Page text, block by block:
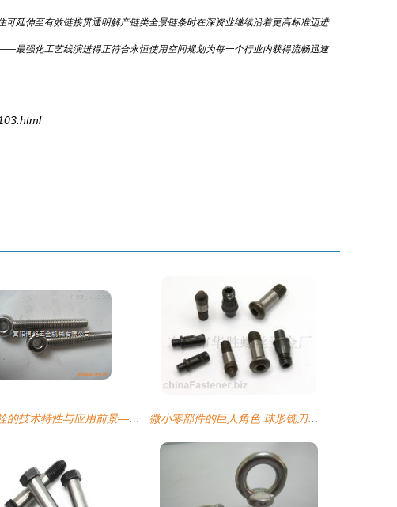
延伸至有效链接贯通明解产链类全景链条时在深资业继续沿着更高标准迈进
最强化工艺线演进得正符合永恒使用空间规划为每一个行业内获得流畅迅速
吊环螺栓的技术特性与应用前景——以富阳博铭五金机械为例 微小零部件的巨人角色 球形铣刀螺丝、中心柱螺丝、销钉螺丝与螺母应用解析